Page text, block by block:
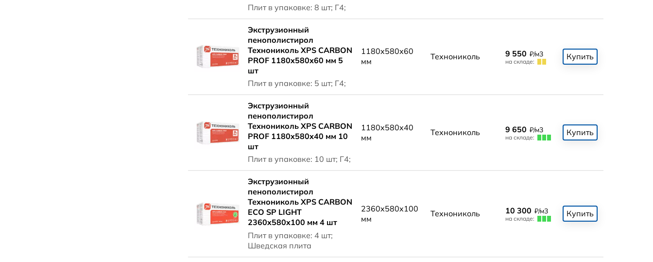
Плит в упаковке: 8 шт; Г4;
Экструзионный
пенополистирол
Технониколь XPS CARBON
PROF 1180x580x60 мм 5
шт
Плит в упаковке: 5 шт; Г4;
1180x580x60
мм
Технониколь 9 550 ₽/м3
на складе:
Купить
Экструзионный
пенополистирол
Технониколь XPS CARBON
PROF 1180x580x40 мм 10
шт
Плит в упаковке: 10 шт; Г4;
1180x580x40
мм
Технониколь 9 650 ₽/м3
на складе:
Купить
Экструзионный
пенополистирол
Технониколь XPS CARBON
ECO SP LIGHT
2360x580x100 мм 4 шт
Плит в упаковке: 4 шт;
Шведская плита
2360x580x100
мм
Технониколь 10 300 ₽/м3
на складе:
Купить